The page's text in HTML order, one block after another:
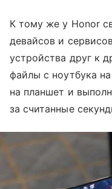
К тому же у Honor
девайсов и
устройства друг к
файлы с ноутбука
на планшет и
за считанные